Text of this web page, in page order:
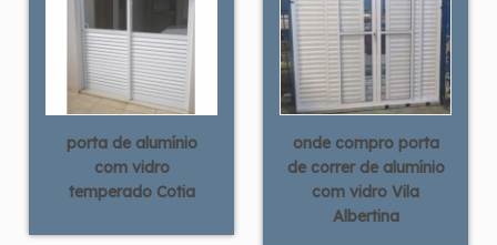
porta de alumínio
com vidro
temperado Cotia
onde compro porta
de correr de alumínio
com vidro Vila
Albertina